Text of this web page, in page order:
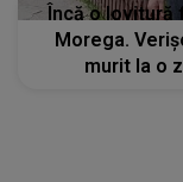
Încă o
Morega.
murit la o